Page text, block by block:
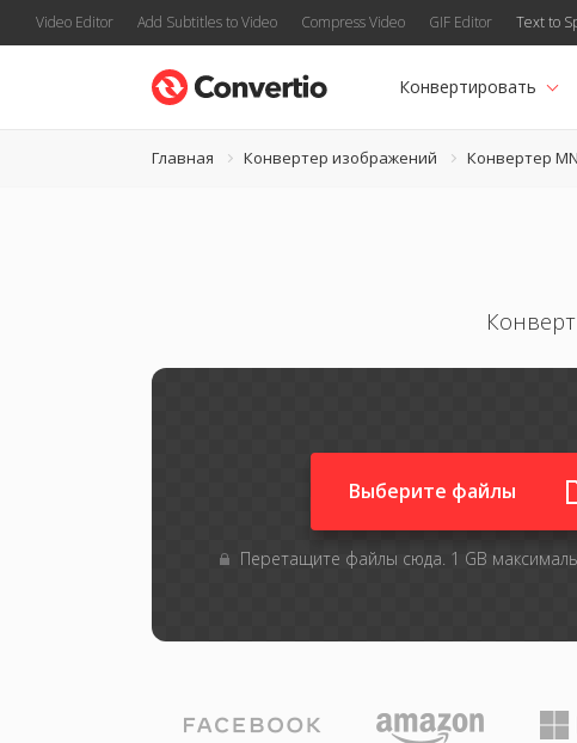
Video Editor Add Subtitles to Video Compress Video GIF Editor Text to
Конвертировать
Главная Конвертер изображений Конвертер
Выберите файлы
Перетащите файлы сюда. 1 GB